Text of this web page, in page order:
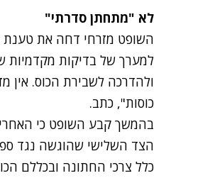
לא "מתחתן סדרתי"
השופט מזרחי דחה את טענת
למערך של בדיקות מקדמיות
ולהדרכה לשבירת הכוס. אין
כוסות", כתב.
בהמשך קבע השופט כי
הצד השלישי שהוגשה נגד
כלל צרכי החתונה ובכללם